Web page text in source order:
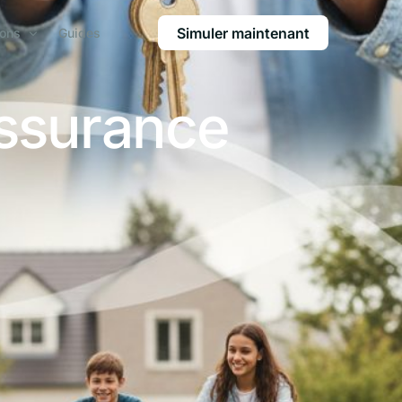
Guides Simuler maintenant